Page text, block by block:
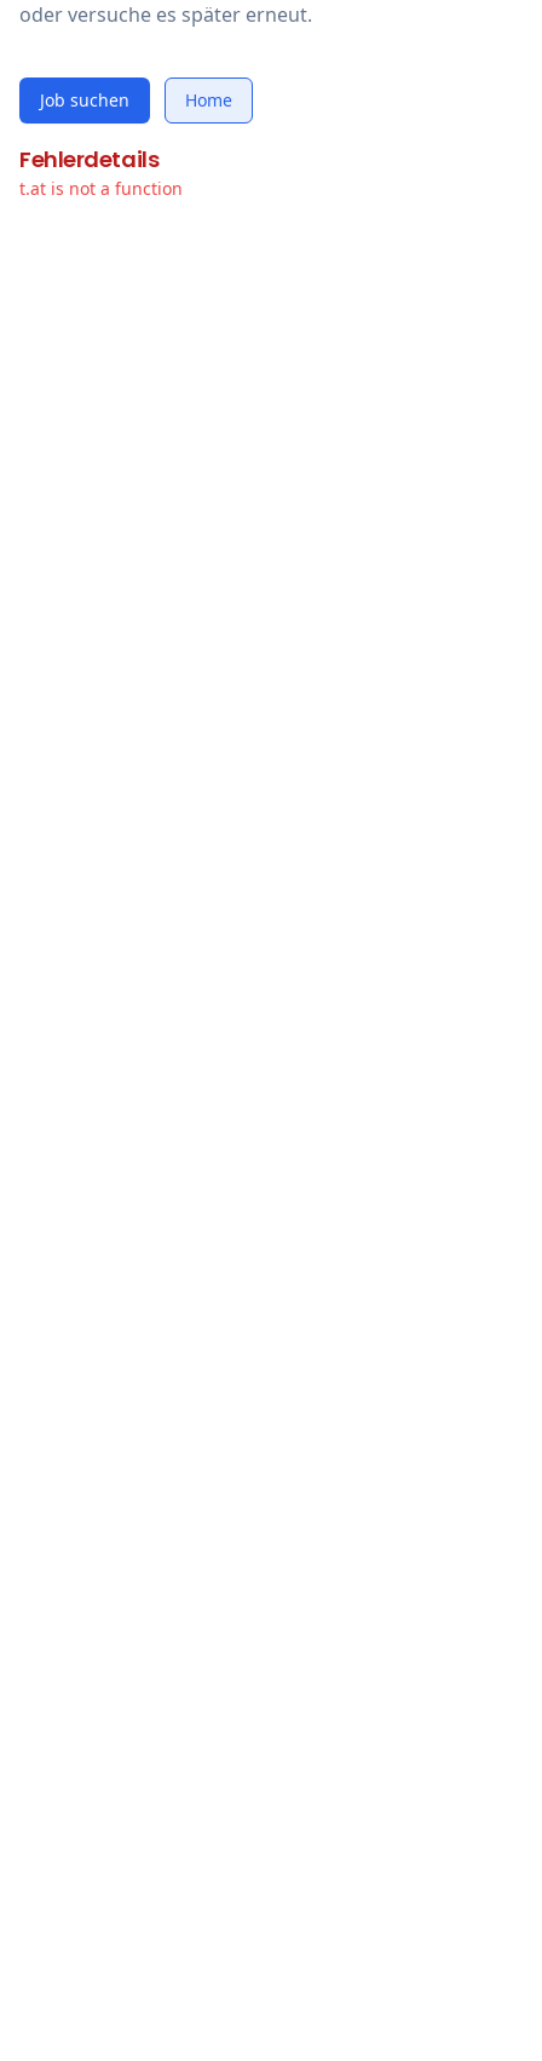
oder versuche es später erneut.
Job suchen Home
Fehlerdetails
t.at is not a function